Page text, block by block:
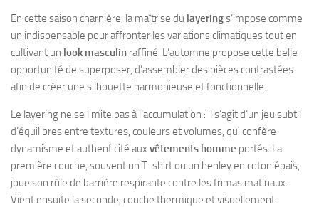
En cette saison charnière, la maîtrise du layerings’impose comme
un indispensable pour affronter les variations climatiques tout en
cultivant un look masculin raffiné. L’automne propose cette belle
opportunité de superposer, d’assembler des pièces contrastées
afin de créer une silhouette harmonieuse et fonctionnelle.
Le layering ne se limite pas à l’accumulation : il s’agit d’un jeu subtil
d’équilibres entre textures, couleurs et volumes, qui confère
dynamisme et authenticité aux vêtements homme portés. La
première couche, souvent un T-shirt ou un henley en coton épais,
joue son rôle de barrière respirante contre les frimas matinaux.
Vient ensuite la seconde, couche thermique et visuellement